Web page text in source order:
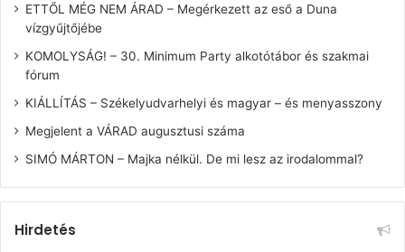
ETTŐL MÉG NEM ÁRAD – Megérkezett az eső a Duna
vízgyűjtőjébe
KOMOLYSÁG! – 30. Minimum Party alkotótábor és szakmai
fórum
KIÁLLÍTÁS – Székelyudvarhelyi és magyar – és menyasszony
Megjelent a VÁRAD augusztusi száma
SIMÓ MÁRTON – Majka nélkül. De mi lesz az irodalommal?
Hirdetés